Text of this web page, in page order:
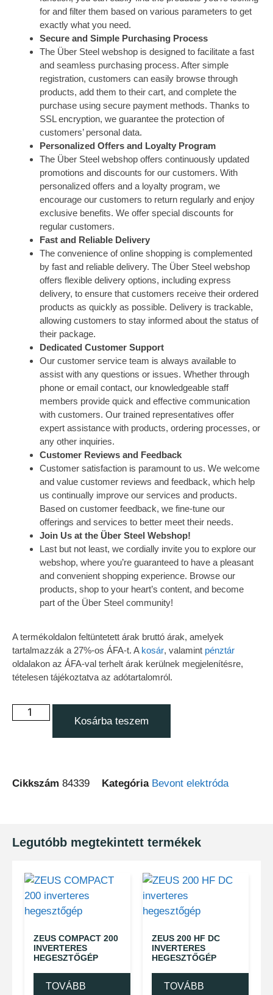
for and filter them based on various parameters to get
exactly what you need.
Secure and Simple Purchasing Process
The Über Steel webshop is designed to facilitate a fast
and seamless purchasing process. After simple
registration, customers can easily browse through
products, add them to their cart, and complete the
purchase using secure payment methods. Thanks to
SSL encryption, we guarantee the protection of
customers’ personal data.
Personalized Offers and Loyalty Program
The Über Steel webshop offers continuously updated
promotions and discounts for our customers. With
personalized offers and a loyalty program, we
encourage our customers to return regularly and enjoy
exclusive benefits. We offer special discounts for
regular customers.
Fast and Reliable Delivery
The convenience of online shopping is complemented
by fast and reliable delivery. The Über Steel webshop
offers flexible delivery options, including express
delivery, to ensure that customers receive their ordered
products as quickly as possible. Delivery is trackable,
allowing customers to stay informed about the status of
their package.
Dedicated Customer Support
Our customer service team is always available to
assist with any questions or issues. Whether through
phone or email contact, our knowledgeable staff
members provide quick and effective communication
with customers. Our trained representatives offer
expert assistance with products, ordering processes, or
any other inquiries.
Customer Reviews and Feedback
Customer satisfaction is paramount to us. We welcome
and value customer reviews and feedback, which help
us continually improve our services and products.
Based on customer feedback, we fine-tune our
offerings and services to better meet their needs.
Join Us at the Über Steel Webshop!
Last but not least, we cordially invite you to explore our
webshop, where you’re guaranteed to have a pleasant
and convenient shopping experience. Browse our
products, shop to your heart’s content, and become
part of the Über Steel community!
A termékoldalon feltüntetett árak bruttó árak, amelyek
tartalmazzák a 27%-os ÁFA-t. A kosár, valamint pénztár
oldalakon az ÁFA-val terhelt árak kerülnek megjelenítésre,
tételesen tájékoztatva az adótartalomról.
Kosárba teszem
Cikkszám 84339 Kategória Bevont elektróda
Legutóbb megtekintett termékek
ZEUS COMPACT 200
INVERTERES
HEGESZTŐGÉP
TOVÁBB
ZEUS 200 HF DC
INVERTERES
HEGESZTŐGÉP
TOVÁBB